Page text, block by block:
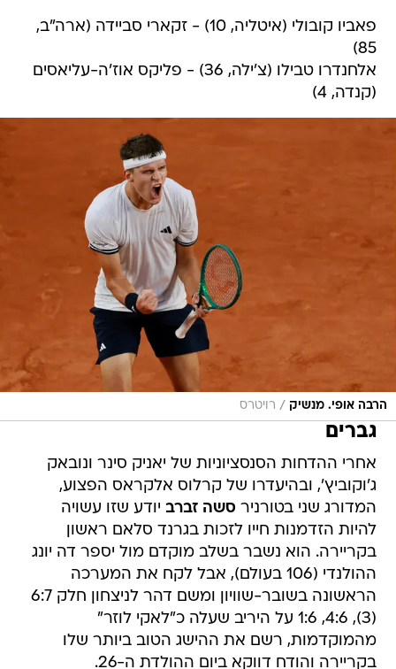
פאביו קובולי (איטליה, 10) - זקארי סביידה (ארה"ב,
85)
אלחנדרו טבילו (צ'ילה, 36) - פליקס אוז'ה-עליאסים
(קנדה, 4)
הרבה אופי. מנשיק / רויטרס
גברים
אחרי ההדחות הסנסציוניות של יאניק סינר ונובאק
ג'וקוביץ', ובהיעדרו של קרלוס אלקראס הפצוע,
המדורג שני בטורנירסשה זברב יודע שזו עשויה
להיות הזדמנות חייו לזכות בגרנד סלאם ראשון
בקריירה. הוא נשבר בשלב מוקדם מול יספר דה יונג
ההולנדי (106 בעולם), אבל לקח את המערכה
הראשונה בשובר-שוויון ומשם דהר לניצחון חלק 6:7
(3), 4:6, 1:6 על היריב שעלה כ"לאקי לוזר"
מהמוקדמות, רשם את ההישג הטוב ביותר שלו
בקריירה והודח דווקא ביום ההולדת ה-26.